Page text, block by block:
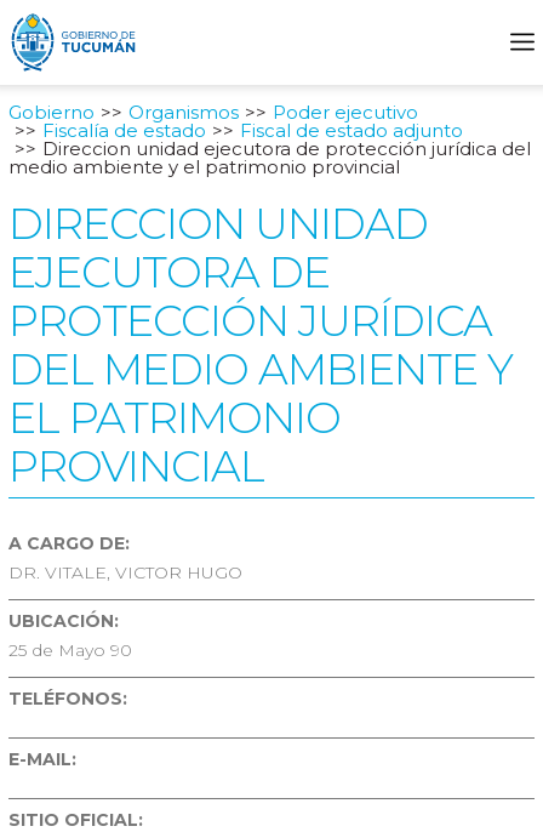
Gobierno Organismos Poder ejecutivo
Fiscalía de estado Fiscal de estado adjunto
Direccion unidad ejecutora de protección jurídica del
medio ambiente y el patrimonio provincial
DIRECCION UNIDAD
EJECUTORA DE
PROTECCIÓN JURÍDICA
DEL MEDIO AMBIENTE Y
EL PATRIMONIO
PROVINCIAL
A CARGO DE:
DR. VITALE, VICTOR HUGO
UBICACIÓN:
25 de Mayo 90
TELÉFONOS:
E-MAIL:
SITIO OFICIAL: